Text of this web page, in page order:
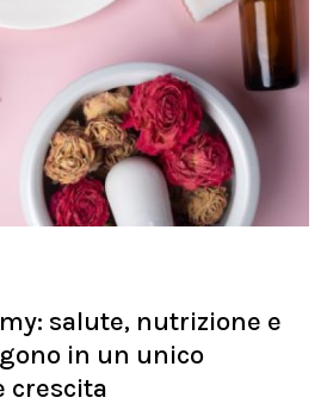
salute, nutrizione e
in un unico
crescita